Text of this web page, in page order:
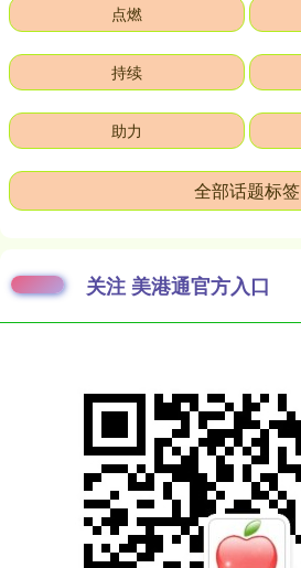
点燃
持续
助力
全部话题标签
关注 美港通官方入口